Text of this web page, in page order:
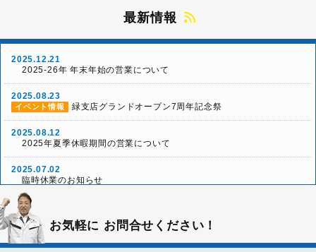
最新情報
2025.12.21
2025-26年 年末年始の営業について
2025.08.23
イベント情報 緑支店グランドオープン7周年記念祭
2025.08.12
2025年夏季休暇期間の営業について
2025.07.02
臨時休業のお知らせ
2025.05.24
イベント情報
「本社グランドオープン10周年リニューアル祭」ご来場
ありがとうございました！
お気軽に お問合せください！